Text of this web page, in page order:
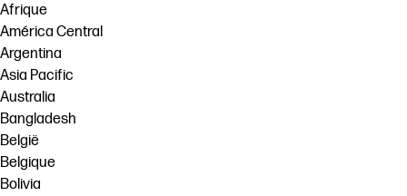
Afrique
América Central
Argentina
Asia Pacific
Australia
Bangladesh
België
Belgique
Bolivia